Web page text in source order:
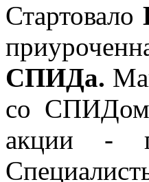
Стартовало
СПИДа.
со СПИДом
акции -